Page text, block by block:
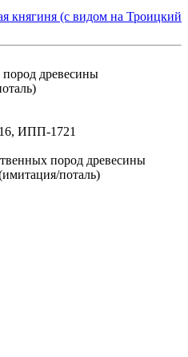
княгиня (с видом на Троицкий
пород древесины
ИПП-1721
пород древесины
поталь)